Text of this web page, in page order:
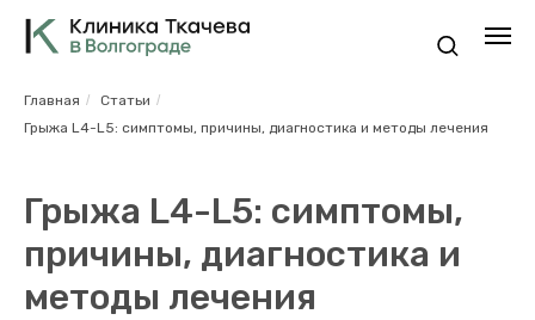
Главная / Статьи /
Грыжа L4-L5: симптомы, причины, диагностика и методы лечения
Грыжа L4-L5: симптомы,
причины, диагностика и
методы лечения